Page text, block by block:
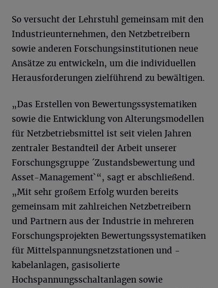
So versucht der Lehrstuhl gemeinsam mit den
Industrieunternehmen, den Netzbetreibern
sowie anderen Forschungsinstitutionen neue
Ansätze zu entwickeln, um die individuellen
Herausforderungen zielführend zu bewältigen.
„Das Erstellen von Bewertungssystematiken
sowie die Entwicklung von Alterungsmodellen
für Netzbetriebsmittel ist seit vielen Jahren
zentraler Bestandteil der Arbeit unserer
Forschungsgruppe ´Zustandsbewertung und
Asset-Management`“, sagt er abschließend.
„Mit sehr großem Erfolg wurden bereits
gemeinsam mit zahlreichen Netzbetreibern
und Partnern aus der Industrie in mehreren
Forschungsprojekten Bewertungssystematiken
für Mittelspannungsnetzstationen und -
kabelanlagen, gasisolierte
Hochspannungsschaltanlagen sowie